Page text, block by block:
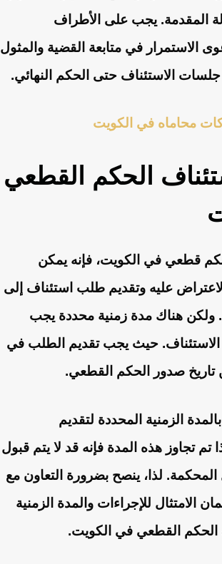
المقدمة. يجب على الأطراف
الاستمرار في متابعة القضية والمثول
الاستئناف حتى الحكم النهائي.
محاماه في الكويت
الحكم القطعي
قطعي في الكويت، فإنه يمكن
عليه وتقديم طلب استئناف إلى
ولكن هناك مدة زمنية محددة يجب
الاستئناف. حيث يجب تقديم الطلب في
الزمنية المحددة لتقديم
تم تجاوز هذه المدة فإنه قد لا يتم قبول
المحكمة. لذا، ينصح بضرورة التعاون مع
للإجراءات والمدة الزمنية
الحكم القطعي في الكويت.